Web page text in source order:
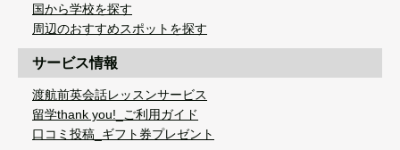
国から学校を探す
周辺のおすすめスポットを探す
サービス情報
渡航前英会話レッスンサービス
留学thank you!_ご利用ガイド
口コミ投稿_ギフト券プレゼント